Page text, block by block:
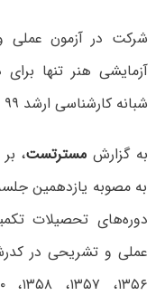
شرکت در آزمون عملی
آزمایشی هنر تنها
شبانه کارشناسی ارشد ۹۹ الزامی است.
به گزارش مسترتست،
به مصوبه یازدهمین